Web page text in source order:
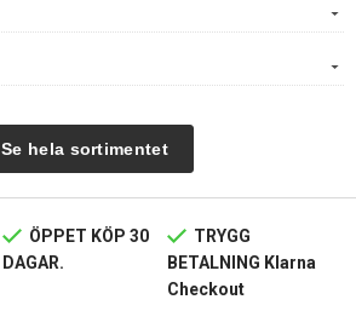
Se hela sortimentet
ÖPPET KÖP 30
DAGAR.
TRYGG
BETALNING Klarna
Checkout